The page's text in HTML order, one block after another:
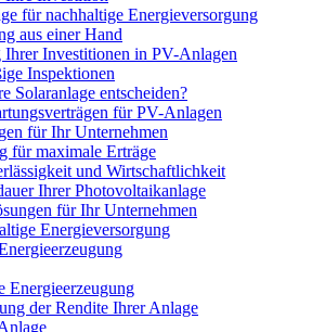
für nachhaltige Energieversorgung
aus einer Hand
Ihrer Investitionen in PV-Anlagen
Inspektionen
Solaranlage entscheiden?
für PV-Anlagen
für Ihr Unternehmen
für maximale Erträge
und Wirtschaftlichkeit
Ihrer Photovoltaikanlage
für Ihr Unternehmen
Energieversorgung
Energieerzeugung
der Rendite Ihrer Anlage